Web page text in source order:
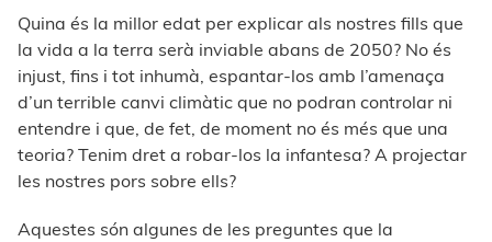
Quina és la millor edat per explicar als nostres fills que
la vida a la terra serà inviable abans de 2050? No és
injust, fins i tot inhumà, espantar-los amb l’amenaça
d’un terrible canvi climàtic que no podran controlar ni
entendre i que, de fet, de moment no és més que una
teoria? Tenim dret a robar-los la infantesa? A projectar
les nostres pors sobre ells?
Aquestes són algunes de les preguntes que la